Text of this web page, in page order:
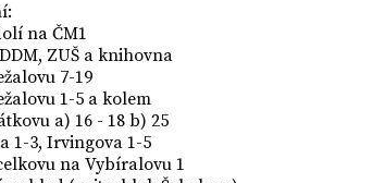
na ČM1
ZUŠ a knihovna
7-19
1-5 a kolem
a) 16 - 18 b) 25
1-3, Irvingova 1-5
na Vybíralovu 1